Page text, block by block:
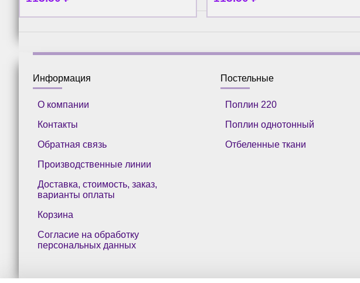
Информация
О компании
Контакты
Обратная связь
Производственные линии
Доставка, стоимость, заказ,
варианты оплаты
Корзина
Согласие на обработку
персональных данных
Постельные
Поплин 220
Поплин однотонный
Отбеленные ткани